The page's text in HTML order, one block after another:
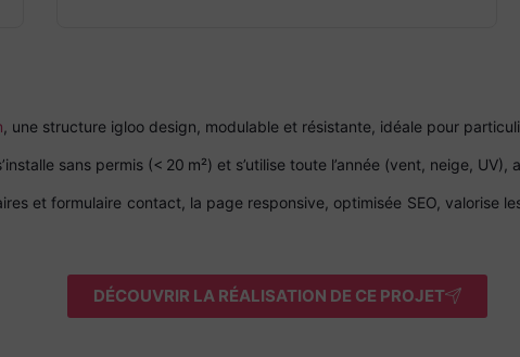
, une structure igloo design, modulable et résistante, idéale pour
sans permis (< 20 m²) et s’utilise toute l’année (vent, neige,
et formulaire contact, la page responsive, optimisée SEO, valorise
DÉCOUVRIR LA RÉALISATION DE CE PROJET